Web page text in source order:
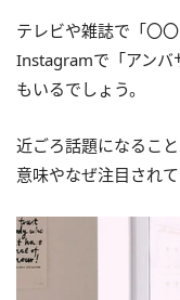
テレビや雑誌で「〇
Instagramで「アンバ
もいるでしょう。
近ごろ話題になるこ
意味やなぜ注目され